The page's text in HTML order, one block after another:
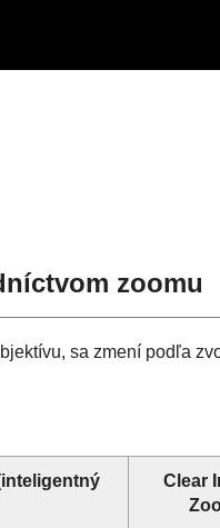
zoomu
sa zmení podľa
Clear